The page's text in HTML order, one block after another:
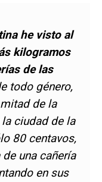
he visto al
kilogramos
de las
todo género,
de la
ciudad de la
80 centavos,
una cañería
en sus